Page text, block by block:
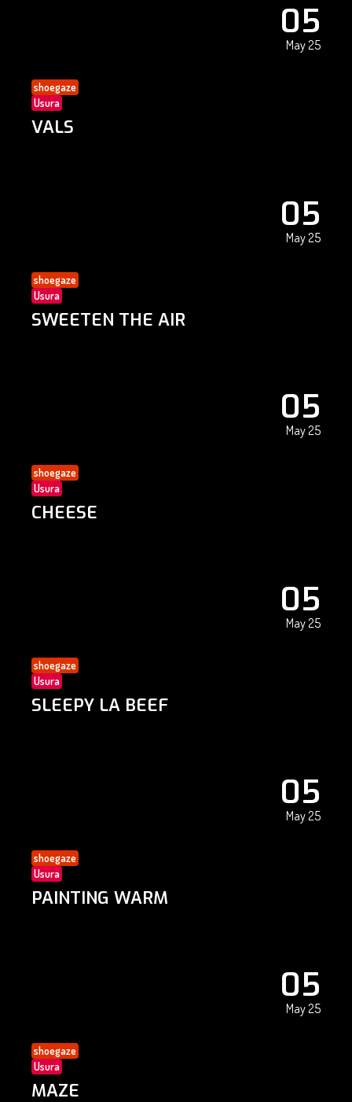
05
May 25
shoegaze
Usura
VALS
05
May 25
shoegaze
Usura
SWEETEN THE AIR
05
May 25
shoegaze
Usura
CHEESE
05
May 25
shoegaze
Usura
SLEEPY LA BEEF
05
May 25
shoegaze
Usura
PAINTING WARM
05
May 25
shoegaze
Usura
MAZE